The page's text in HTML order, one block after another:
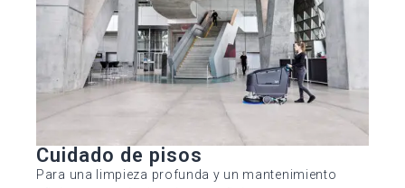
Cuidado de pisos
Para una limpieza profunda y un mantenimiento